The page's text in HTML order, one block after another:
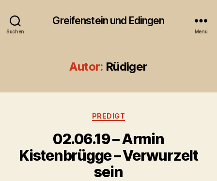
Suchen
Greifenstein und Edingen
Menü
Autor: Rüdiger
Kategorien
PREDIGT
02.06.19 – Armin
Kistenbrügge – Verwurzelt
sein